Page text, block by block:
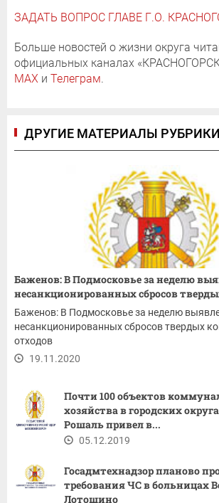
ЗАДАТЬ ВОПРОС ГЛАВЕ Г.О.
Больше новостей о жизни округа
официальных каналах
MAX и Телеграм.
ДРУГИЕ МАТЕРИАЛЫ РУБРИКИ
Баженов: В Подмосковье за неделю
несанкционированных сбросов
Баженов: В Подмосковье за неделю
несанкционированных сбросов твердых
отходов
19.11.2020
Почти 100 объектов
хозяйства в городских
Рошаль привел в...
05.12.2019
Госадмтехнадзор планово
требования ЧС в больницах
Лотошино